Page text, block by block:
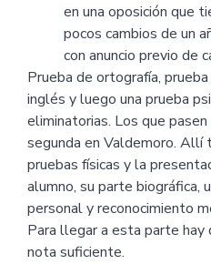
en una oposición que
pocos cambios de un
con anuncio previo de
Prueba de ortografía,
inglés y luego una prueba
eliminatorias. Los que
segunda en Valdemoro. Allí
pruebas físicas y la
alumno, su parte biográfica,
personal y reconocimiento
Para llegar a esta parte hay
nota suficiente.